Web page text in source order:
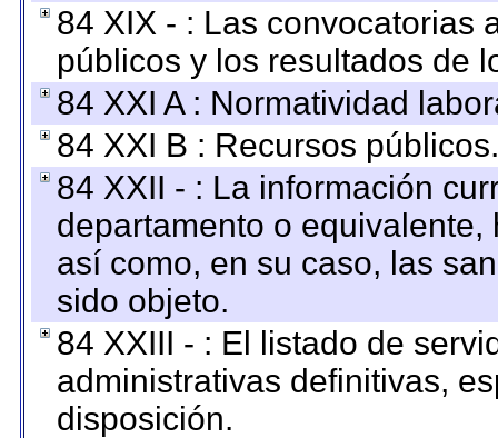
84 XIX - : Las convocatorias
públicos y los resultados de
84 XXI A : Normatividad
84 XXI B : Recursos públicos.
84 XXII - : La información
departamento o
así como, en su caso, las
sido objeto.
84 XXIII - : El listado de
administrativas definitivas,
disposición.